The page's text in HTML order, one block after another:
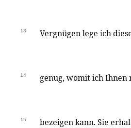
13 Vergnügen lege ich
14 genug, womit ich
15 bezeigen kann. Sie